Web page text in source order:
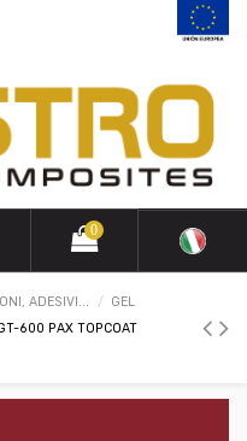
0
ADESIVI...
GEL
600 PAX TOPCOAT